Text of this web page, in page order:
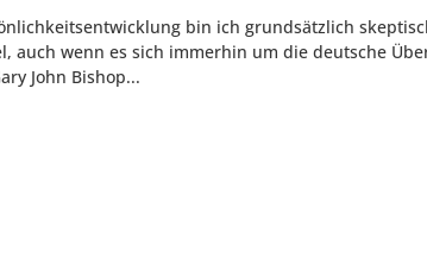
bin ich grundsätzlich
auch wenn es sich immerhin um die deutsche
John Bishop...